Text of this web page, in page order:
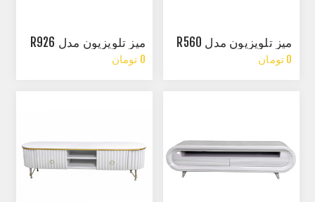
میز تلویزیون مدل R560
0 تومان
میز تلویزیون مدل R926
0 تومان